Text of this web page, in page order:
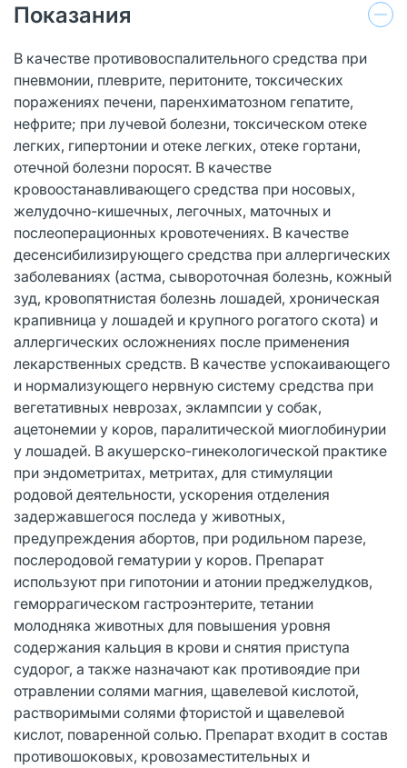
Показания
В качестве противовоспалительного средства при
пневмонии, плеврите, перитоните, токсических
поражениях печени, паренхиматозном гепатите,
нефрите; при лучевой болезни, токсическом отеке
легких, гипертонии и отеке легких, отеке гортани,
отечной болезни поросят. В качестве
кровоостанавливающего средства при носовых,
желудочно-кишечных, легочных, маточных и
послеоперационных кровотечениях. В качестве
десенсибилизирующего средства при аллергических
заболеваниях (астма, сывороточная болезнь, кожный
зуд, кровопятнистая болезнь лошадей, хроническая
крапивница у лошадей и крупного рогатого скота) и
аллергических осложнениях после применения
лекарственных средств. В качестве успокаивающего
и нормализующего нервную систему средства при
вегетативных неврозах, эклампсии у собак,
ацетонемии у коров, паралитической миоглобинурии
у лошадей. В акушерско-гинекологической практике
при эндометритах, метритах, для стимуляции
родовой деятельности, ускорения отделения
задержавшегося последа у животных,
предупреждения абортов, при родильном парезе,
послеродовой гематурии у коров. Препарат
используют при гипотонии и атонии преджелудков,
геморрагическом гастроэнтерите, тетании
молодняка животных для повышения уровня
содержания кальция в крови и снятия приступа
судорог, а также назначают как противоядие при
отравлении солями магния, щавелевой кислотой,
растворимыми солями фтористой и щавелевой
кислот, поваренной солью. Препарат входит в состав
противошоковых, кровозаместительных и